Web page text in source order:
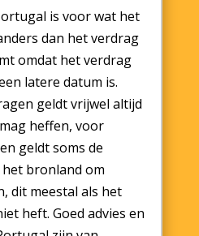
is voor wat het
dan het verdrag
omdat het verdrag
latere datum is.
geldt vrijwel altijd
heffen, voor
geldt soms de
bronland om
dit meestal als het
heft. Goed advies en